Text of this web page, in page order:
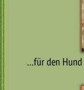
…für den